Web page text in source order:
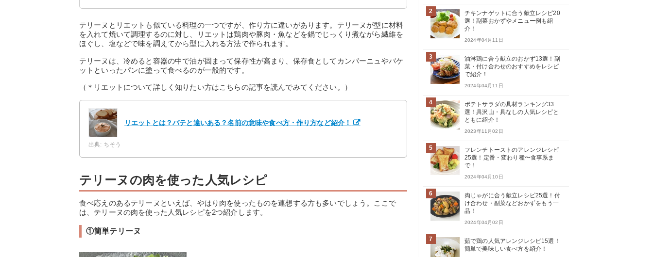
テリーヌとリエットも似ている料理の一つですが、作り方に違いがあります。テリーヌが型に材料
を入れて焼いて調理するのに対し、リエットは鶏肉や豚肉・魚などを鍋でじっくり煮ながら繊維を
ほぐし、塩などで味を調えてから型に入れる方法で作られます。
テリーヌは、冷めると容器の中で油が固まって保存性が高まり、保存食としてカンパーニュやバケ
ットといったパンに塗って食べるのが一般的です。
（＊リエットについて詳しく知りたい方はこちらの記事を読んでみてください。）
リエットとは？パテと違いある？名前の意味や食べ方・作り方など紹介！
出典: ちそう
テリーヌの肉を使った人気レシピ
食べ応えのあるテリーヌといえば、やはり肉を使ったものを連想する方も多いでしょう。ここで
は、テリーヌの肉を使った人気レシピを2つ紹介します。
①簡単テリーヌ
2
チキンナゲットに合う献立レシピ20
選！副菜おかずやメニュー例も紹
介！
2024年04月11日
3
油淋鶏に合う献立のおかず13選！副
菜・付け合わせのおすすめをレシピ
で紹介！
2024年04月11日
4
ポテトサラダの具材ランキング33
選！具沢山・具なしの人気レシピと
ともに紹介！
2023年11月02日
5
フレンチトーストのアレンジレシピ
25選！定番・変わり種〜食事系ま
で！
2024年04月10日
6
肉じゃがに合う献立レシピ25選！付
け合わせ・副菜などおかずをもう一
品！
2024年04月02日
7
茹で鶏の人気アレンジレシピ15選！
簡単で美味しい食べ方を紹介！